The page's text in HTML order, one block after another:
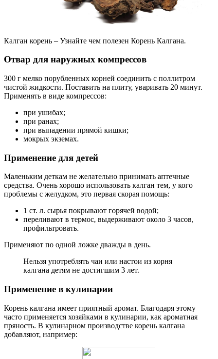
Калган корень – Узнайте чем полезен Корень Калгана.
Отвар для наружных компрессов
300 г мелко порубленных корней соединить с поллитром
чистой жидкости. Поставить на плиту, уваривать 20 минут.
Применять в виде компрессов:
при ушибах;
при ранах;
при выпадении прямой кишки;
мокрых экземах.
Применение для детей
Маленьким деткам не желательно принимать аптечные
средства. Очень хорошо использовать калган тем, у кого
проблемы с желудком, это первая скорая помощь:
1 ст. л. сырья покрывают горячей водой;
переливают в термос, выдерживают около 3 часов,
профильтровать.
Применяют по одной ложке дважды в день.
Нельзя употреблять чаи или настои из корня
калгана детям не достигшим 3 лет.
Применение в кулинарии
Корень калгана имеет приятный аромат. Благодаря этому
часто применяется хозяйками в кулинарии, как ароматная
пряность. В кулинарном производстве корень калгана
добавляют, например: